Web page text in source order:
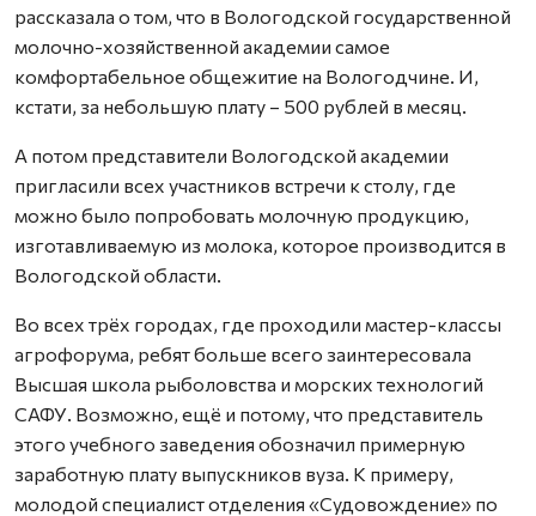
рассказала о том, что в Вологодской государственной
молочно-хозяйственной академии самое
комфортабельное общежитие на Вологодчине. И,
кстати, за небольшую плату – 500 рублей в месяц.
А потом представители Вологодской академии
пригласили всех участников встречи к столу, где
можно было попробовать молочную продукцию,
изготавливаемую из молока, которое производится в
Вологодской области.
Во всех трёх городах, где проходили мастер-классы
агрофорума, ребят больше всего заинтересовала
Высшая школа рыболовства и морских технологий
САФУ. Возможно, ещё и потому, что представитель
этого учебного заведения обозначил примерную
заработную плату выпускников вуза. К примеру,
молодой специалист отделения «Судовождение» по